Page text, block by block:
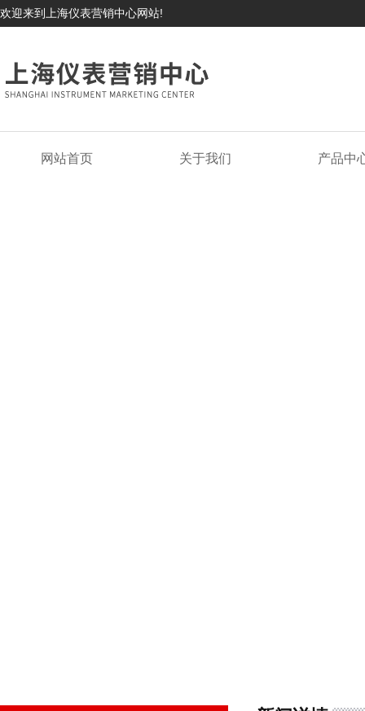
欢迎来到上海仪表营销中心网站!
网站首页 关于我们 产品中